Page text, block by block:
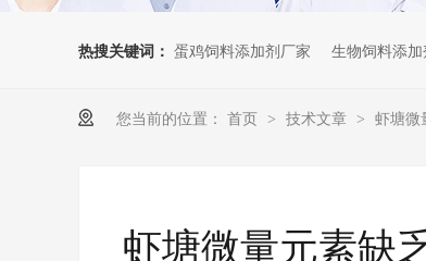
热搜关键词： 蛋鸡饲料添加剂厂家 生物饲料添加
您当前的位置： 首页 > 技术文章 > 虾塘微
虾塘微量元素缺